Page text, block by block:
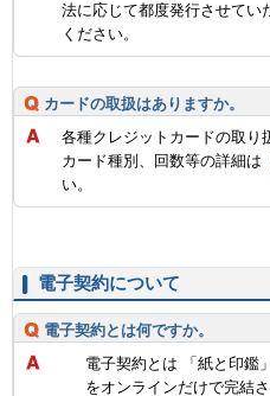
法に応じて都度発行させてい
ください。
カードの取扱はありますか。
各種クレジットカードの取り
カード種別、回数等の詳細は
い。
電子契約について
電子契約とは何ですか。
電子契約とは 「紙と印鑑
をオンラインだけで完結